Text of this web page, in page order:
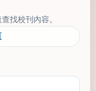
找校刊內容。